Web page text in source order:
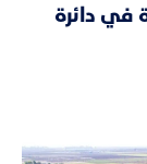
وتزويراً بـ 46 إضبارة في دائرة